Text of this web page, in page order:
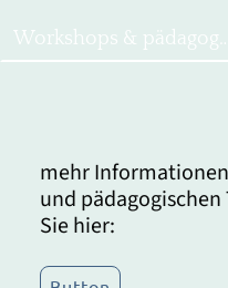
Workshops & pädagogische Tage
mehr
und
Sie hier: